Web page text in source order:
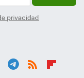
privacidad